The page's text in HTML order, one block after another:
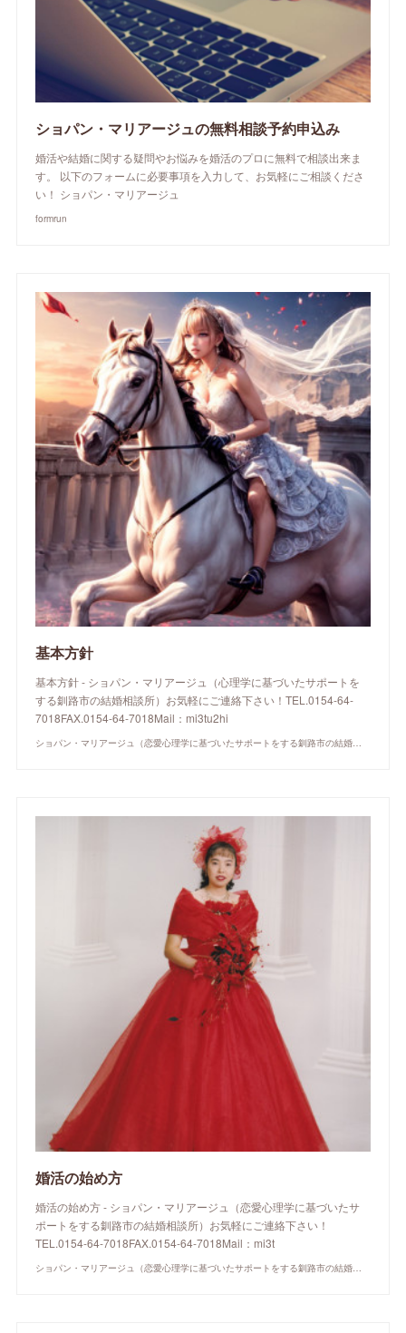
ショパン・マリアージュの無料相談予約申込み
婚活や結婚に関する疑問やお悩みを婚活のプロに無料で相談出来ま
す。 以下のフォームに必要事項を入力して、お気軽にご相談くださ
い！ ショパン・マリアージュ
formrun
基本方針
基本方針 - ショパン・マリアージュ（心理学に基づいたサポートを
する釧路市の結婚相談所）お気軽にご連絡下さい！TEL.0154-64-
7018FAX.0154-64-7018Mail：mi3tu2hi
ショパン・マリアージュ（恋愛心理学に基づいたサポートをする釧路市の結婚相談所）/ 全国結婚相談事業者連盟正規加盟店 / cherry-piano.com
婚活の始め方
婚活の始め方 - ショパン・マリアージュ（恋愛心理学に基づいたサ
ポートをする釧路市の結婚相談所）お気軽にご連絡下さい！
TEL.0154-64-7018FAX.0154-64-7018Mail：mi3t